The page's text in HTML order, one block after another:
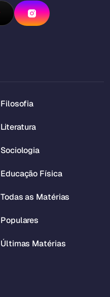
Filosofia
Literatura
Sociologia
Educação Física
Todas as Matérias
Populares
Últimas Matérias